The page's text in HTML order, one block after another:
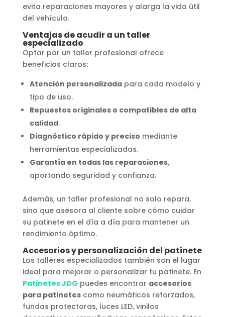
evita reparaciones mayores y alarga la vida útil
del vehículo.
Ventajas de acudir a un taller
especializado
Optar por un taller profesional ofrece
beneficios claros:
Atención personalizadapara cada modelo y
tipo de uso.
Repuestos originales o compatibles de alta
calidad.
Diagnóstico rápido y preciso mediante
herramientas especializadas.
Garantía en todas las reparaciones,
aportando seguridad y confianza.
Además, un taller profesional no solo repara,
sino que asesora al cliente sobre cómo cuidar
su patinete en el día a día para mantener un
rendimiento óptimo.
Accesorios y personalización del patinete
Los talleres especializados también son el lugar
ideal para mejorar o personalizar tu patinete. En
Patinetes JDG puedes encontrar accesorios
para patinetescomo neumáticos reforzados,
fundas protectoras, luces LED, vinilos